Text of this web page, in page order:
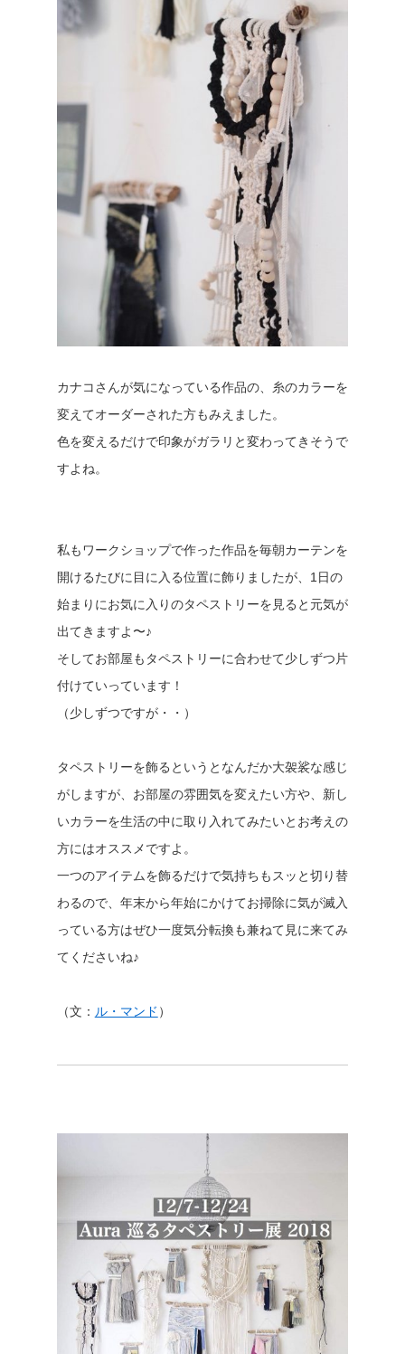
カナコさんが気になっている作品の、糸のカラーを
変えてオーダーされた方もみえました。
色を変えるだけで印象がガラリと変わってきそうで
すよね。
私もワークショップで作った作品を毎朝カーテンを
開けるたびに目に入る位置に飾りましたが、1日の
始まりにお気に入りのタペストリーを見ると元気が
出てきますよ〜♪
そしてお部屋もタペストリーに合わせて少しずつ片
付けていっています！
（少しずつですが・・）
タペストリーを飾るというとなんだか大袈裟な感じ
がしますが、お部屋の雰囲気を変えたい方や、新し
いカラーを生活の中に取り入れてみたいとお考えの
方にはオススメですよ。
一つのアイテムを飾るだけで気持ちもスッと切り替
わるので、年末から年始にかけてお掃除に気が滅入
っている方はぜひ一度気分転換も兼ねて見に来てみ
てくださいね♪
（文： ル・マンド ）